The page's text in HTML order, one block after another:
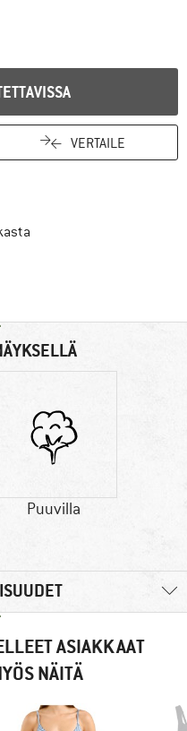
VERTAILE
-sertifiointi - lue lisää tästä!
Puuvilla
ASIAKKAAT
NÄITÄ